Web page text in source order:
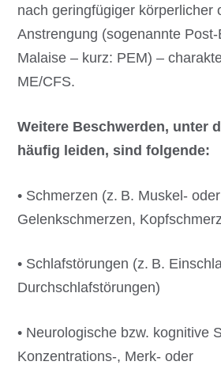
nach geringfügiger körperlicher
Anstrengung (sogenannte
Malaise – kurz: PEM) –
ME/CFS.
Weitere Beschwerden, unter
häufig leiden, sind folgende:
• Schmerzen (z. B. Muskel- oder
Gelenkschmerzen,
• Schlafstörungen (z. B.
Durchschlafstörungen)
• Neurologische bzw. kognitive
Konzentrations-, Merk- oder